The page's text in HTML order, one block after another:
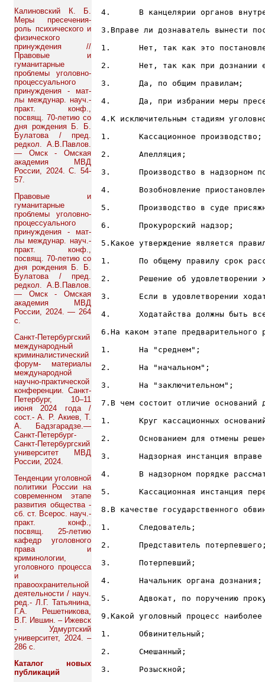
Калиновский К. Б.
Меры пресечения-
роль психического и
физического
принуждения //
Правовые и
гуманитарные
проблемы уголовно-
процессуального
принуждения - мат-
лы междунар. науч.-
практ. конф.,
посвящ. 70-летию со
дня рождения Б. Б.
Булатова / пред.
редкол. А.В.Павлов.
— Омск - Омская
академия МВД
России, 2024. С. 54-
57.
Правовые и
гуманитарные
проблемы уголовно-
процессуального
принуждения - мат-
лы междунар. науч.-
практ. конф.,
посвящ. 70-летию со
дня рождения Б. Б.
Булатова / пред.
редкол. А.В.Павлов.
— Омск - Омская
академия МВД
России, 2024. — 264
с.
Санкт-Петербургский
международный
криминалистический
форум- материалы
международной
научно-практической
конференции. Санкт-
Петербург, 10–11
июня 2024 года /
сост.- А. Р. Акиев, Т.
А. Бадзгарадзе.—
Санкт-Петербург-
Санкт-Петербургский
университет МВД
России, 2024.
Тенденции уголовной
политики России на
современном этапе
развития общества -
сб. ст. Всерос. науч.-
практ. конф.,
посвящ. 25-летию
кафедр уголовного
права и
криминологии,
уголовного процесса
и
правоохранительной
деятельности / науч.
ред.- Л.Г. Татьянина,
Г.А. Решетникова,
В.Г. Ившин. – Ижевск
- Удмуртский
университет, 2024. –
286 с.
Каталог новых
публикаций
4.	В канцелярии органов внутренних дел;
3.Вправе ли дознаватель вынести
1.	Нет, так как это постановление выноситься только следователем;
2.	Нет, так как при дознании его заменяет обвинительный акт;
3.	Да, по общим правилам;
4.	Да, при избрании меры пресечения в виде заключения под стражу;
4.К исключительным стадиям
1.	Кассационное производство;
2.	Апелляция;
3.	Производство в надзорном порядке;
4.	Возобновление приостановленного уголовного дела;
5.	Производство в суде присяжных;
6.	Прокурорский надзор;
5.Какое утверждение является
1.	По общему правилу срок рассмотрения ходатайства составляет 10 дней;
2.	Решение об удовлетворении ходатайства может быть обжаловано;
3.	Если в удовлетворении ходатайства отказано, то повторное ходатайство не допускается;
4.	Ходатайства должны быть всегда письменными;
6.На каком этапе предварительного
1.	На "среднем";
2.	На "начальном";
3.	На "заключительном";
7.В чем состоит отличие оснований
1.	Круг кассационных оснований шире, чем круг оснований отмены решений в надзорном порядке;
2.	Основанием для отмены решений в надзорном порядке могут быть нарушения, допущенные кассационным судом;
3.	Надзорная инстанция вправе отменить решение в связи с нарушением закона органами предварительного расследования;
4.	В надзорном порядке рассматриваются ранее неизвестные обстоятельства;
5.	Кассационная инстанция пересматривает решения только по формальным нарушениям;
8.В качестве государственного
1.	Следователь;
2.	Представитель потерпевшего;
3.	Потерпевший;
4.	Начальник органа дознания;
5.	Адвокат, по поручению прокурора;
9.Какой уголовный процесс
1.	Обвинительный;
2.	Смешанный;
3.	Розыскной;